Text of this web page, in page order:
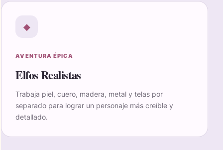
◆
AVENTURA ÉPICA
Elfos Realistas
Trabaja piel, cuero, madera, metal y telas por
separado para lograr un personaje más creíble y
detallado.